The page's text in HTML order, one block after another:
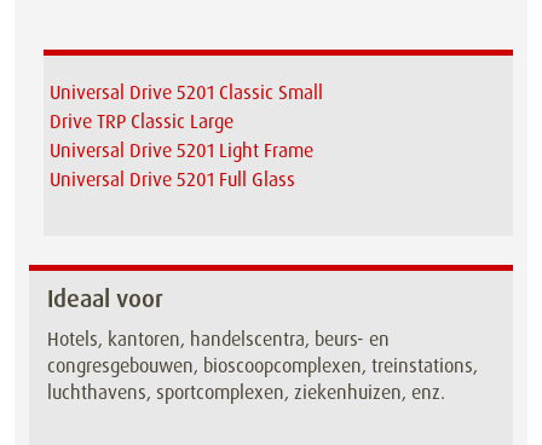
Universal Drive 5201 Classic Small
Drive TRP Classic Large
Universal Drive 5201 Light Frame
Universal Drive 5201 Full Glass
Ideaal voor
Hotels, kantoren, handelscentra, beurs- en
congresgebouwen, bioscoopcomplexen, treinstations,
luchthavens, sportcomplexen, ziekenhuizen, enz.